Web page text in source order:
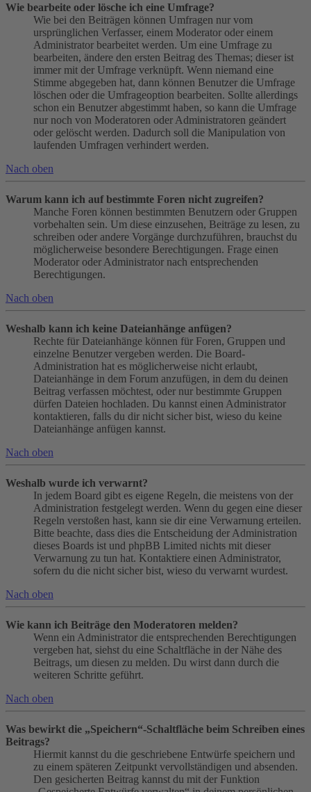
Wie bearbeite oder lösche ich eine Umfrage?
Wie bei den Beiträgen können Umfragen nur vom
ursprünglichen Verfasser, einem Moderator oder einem
Administrator bearbeitet werden. Um eine Umfrage zu
bearbeiten, ändere den ersten Beitrag des Themas; dieser ist
immer mit der Umfrage verknüpft. Wenn niemand eine
Stimme abgegeben hat, dann können Benutzer die Umfrage
löschen oder die Umfrageoption bearbeiten. Sollte allerdings
schon ein Benutzer abgestimmt haben, so kann die Umfrage
nur noch von Moderatoren oder Administratoren geändert
oder gelöscht werden. Dadurch soll die Manipulation von
laufenden Umfragen verhindert werden.
Nach oben
Warum kann ich auf bestimmte Foren nicht zugreifen?
Manche Foren können bestimmten Benutzern oder Gruppen
vorbehalten sein. Um diese einzusehen, Beiträge zu lesen, zu
schreiben oder andere Vorgänge durchzuführen, brauchst du
möglicherweise besondere Berechtigungen. Frage einen
Moderator oder Administrator nach entsprechenden
Berechtigungen.
Nach oben
Weshalb kann ich keine Dateianhänge anfügen?
Rechte für Dateianhänge können für Foren, Gruppen und
einzelne Benutzer vergeben werden. Die Board-
Administration hat es möglicherweise nicht erlaubt,
Dateianhänge in dem Forum anzufügen, in dem du deinen
Beitrag verfassen möchtest, oder nur bestimmte Gruppen
dürfen Dateien hochladen. Du kannst einen Administrator
kontaktieren, falls du dir nicht sicher bist, wieso du keine
Dateianhänge anfügen kannst.
Nach oben
Weshalb wurde ich verwarnt?
In jedem Board gibt es eigene Regeln, die meistens von der
Administration festgelegt werden. Wenn du gegen eine dieser
Regeln verstoßen hast, kann sie dir eine Verwarnung erteilen.
Bitte beachte, dass dies die Entscheidung der Administration
dieses Boards ist und phpBB Limited nichts mit dieser
Verwarnung zu tun hat. Kontaktiere einen Administrator,
sofern du die nicht sicher bist, wieso du verwarnt wurdest.
Nach oben
Wie kann ich Beiträge den Moderatoren melden?
Wenn ein Administrator die entsprechenden Berechtigungen
vergeben hat, siehst du eine Schaltfläche in der Nähe des
Beitrags, um diesen zu melden. Du wirst dann durch die
weiteren Schritte geführt.
Nach oben
Was bewirkt die „Speichern“-Schaltfläche beim Schreiben eines
Beitrags?
Hiermit kannst du die geschriebene Entwürfe speichern und
zu einem späteren Zeitpunkt vervollständigen und absenden.
Den gesicherten Beitrag kannst du mit der Funktion